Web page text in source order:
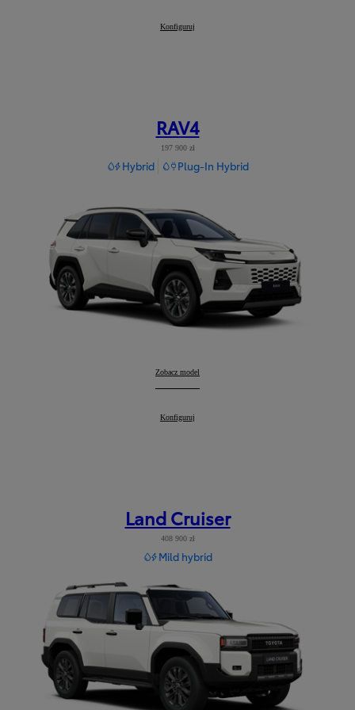
Mirai:
Konfiguruj
RAV4
197 900 zł
Hybrid Plug-In Hybrid
RAV4:
Zobacz model
RAV4:
Konfiguruj
Land Cruiser
408 900 zł
Mild hybrid